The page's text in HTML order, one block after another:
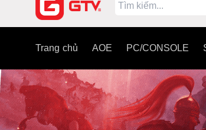
Trang chủ AOE PC/CONSOLE